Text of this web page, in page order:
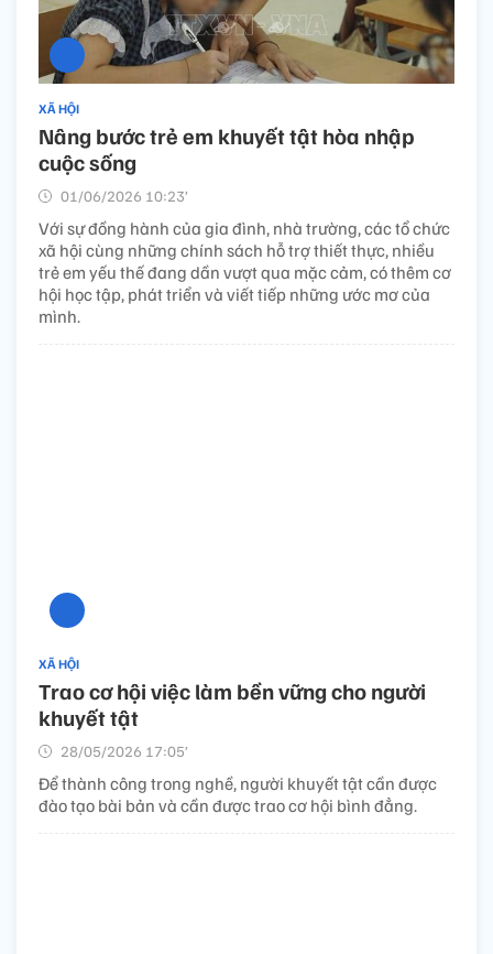
XÃ HỘI
Nâng bước trẻ em khuyết tật hòa nhập
cuộc sống​
01/06/2026 10:23’
Với sự đồng hành của gia đình, nhà trường, các tổ chức
xã hội cùng những chính sách hỗ trợ thiết thực, nhiều
trẻ em yếu thế đang dần vượt qua mặc cảm, có thêm cơ
hội học tập, phát triển và viết tiếp những ước mơ của
mình.
XÃ HỘI
Trao cơ hội việc làm bền vững cho người
khuyết tật
28/05/2026 17:05’
Để thành công trong nghề, người khuyết tật cần được
đào tạo bài bản và cần được trao cơ hội bình đẳng.